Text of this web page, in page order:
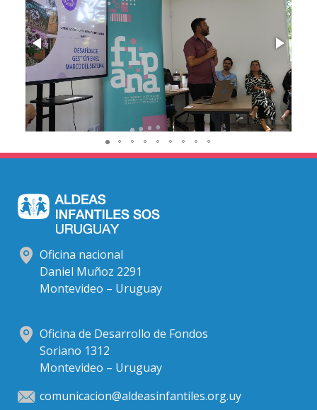
Oficina nacional
Daniel Muñoz 2291
Montevideo – Uruguay
Oficina de Desarrollo de Fondos
Soriano 1312
Montevideo – Uruguay
comunicacion@aldeasinfantiles.org.uy